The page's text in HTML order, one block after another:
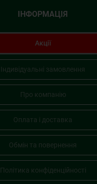
ІНФОРМАЦІЯ
Акції
Індивідуальні замовлення
Про компанію
Оплата і доставка
Обмін та повернення
Політика конфіденційності